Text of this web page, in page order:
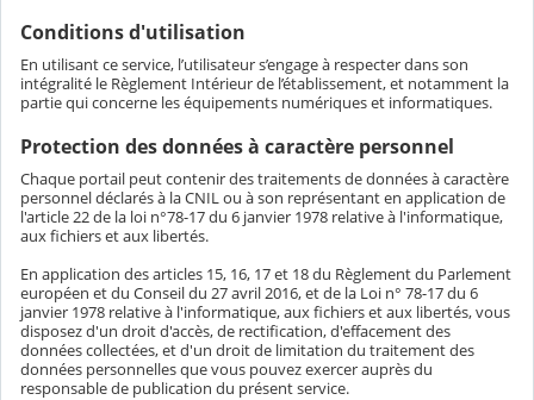
Conditions d'utilisation
En utilisant ce service, l’utilisateur s’engage à respecter dans son
intégralité le Règlement Intérieur de l’établissement, et notamment la
partie qui concerne les équipements numériques et informatiques.
Protection des données à caractère personnel
Chaque portail peut contenir des traitements de données à caractère
personnel déclarés à la CNIL ou à son représentant en application de
l'article 22 de la loi n°78-17 du 6 janvier 1978 relative à l'informatique,
aux fichiers et aux libertés.
En application des articles 15, 16, 17 et 18 du Règlement du Parlement
européen et du Conseil du 27 avril 2016, et de la Loi n° 78-17 du 6
janvier 1978 relative à l'informatique, aux fichiers et aux libertés, vous
disposez d'un droit d'accès, de rectification, d'effacement des
données collectées, et d'un droit de limitation du traitement des
données personnelles que vous pouvez exercer auprès du
responsable de publication du présent service.